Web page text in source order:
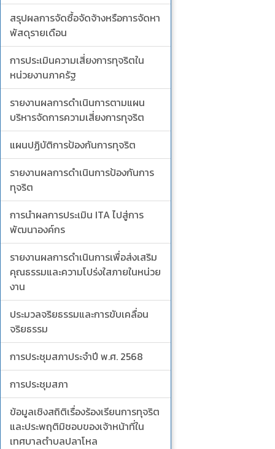
สรุปผลการจัดซื้อจัดจ้างหรือการจัดหา
พัสดุรายเดือน
การประเมินความเสี่ยงการทุจริตใน
หน่วยงานภาครัฐ
รายงานผลการดำเนินการตามแผน
บริหารจัดการความเสี่ยงการทุจริต
แผนปฏิบัติการป้องกันการทุจริต
รายงานผลการดำเนินการป้องกันการ
ทุจริต
การนำผลการประเมิน ITA ไปสู่การ
พัฒนาองค์กร
รายงานผลการดำเนินการเพื่อส่งเสริม
คุณธรรมและความโปร่งใสภายในหน่วย
งาน
ประมวลจริยธรรมและการขับเคลื่อน
จริยธรรม
การประชุมสภาประจำปี พ.ศ. 2568
การประชุมสภา
ข้อมูลเชิงสถิติเรื่องร้องเรียนการทุจริต
และประพฤติมิชอบของเจ้าหน้าที่ใน
เทศบาลตำบลปลาโหล